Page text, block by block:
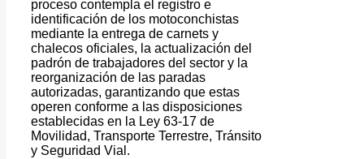
proceso contempla el registro e
identificación de los motoconchistas
mediante la entrega de carnets y
chalecos oficiales, la actualización del
padrón de trabajadores del sector y la
reorganización de las paradas
autorizadas, garantizando que estas
operen conforme a las disposiciones
establecidas en la Ley 63-17 de
Movilidad, Transporte Terrestre, Tránsito
y Seguridad Vial.